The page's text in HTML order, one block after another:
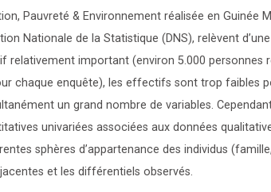
Pauvreté & Environnement réalisée en Guinée
Nationale de la Statistique (DNS), relèvent
relativement important (environ 5.000 personnes
chaque enquête), les effectifs sont trop faibles
un grand nombre de variables.
univariées associées aux données
sphères d’appartenance des individus
et les différentiels observés.